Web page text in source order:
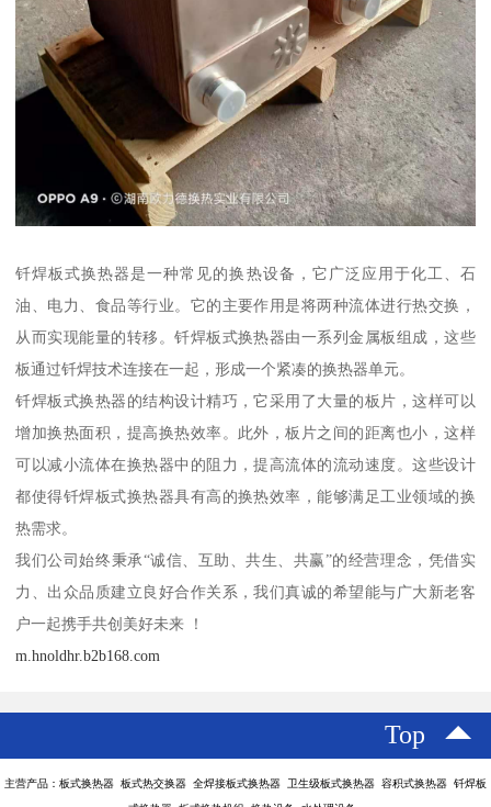
钎焊板式换热器是一种常见的换热设备，它广泛应用于化工、石
油、电力、食品等行业。它的主要作用是将两种流体进行热交换，
从而实现能量的转移。钎焊板式换热器由一系列金属板组成，这些
板通过钎焊技术连接在一起，形成一个紧凑的换热器单元。
钎焊板式换热器的结构设计精巧，它采用了大量的板片，这样可以
增加换热面积，提高换热效率。此外，板片之间的距离也小，这样
可以减小流体在换热器中的阻力，提高流体的流动速度。这些设计
都使得钎焊板式换热器具有高的换热效率，能够满足工业领域的换
热需求。
我们公司始终秉承“诚信、互助、共生、共赢”的经营理念，凭借实
力、出众品质建立良好合作关系，我们真诚的希望能与广大新老客
户一起携手共创美好未来 ！
m.hnoldhr.b2b168.com
Top
主营产品：板式换热器 板式热交换器 全焊接板式换热器 卫生级板式换热器 容积式换热器 钎焊板